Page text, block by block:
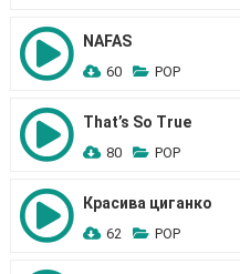
NAFAS
60 POP
That’s So True
80 POP
Красива циганко
62 POP